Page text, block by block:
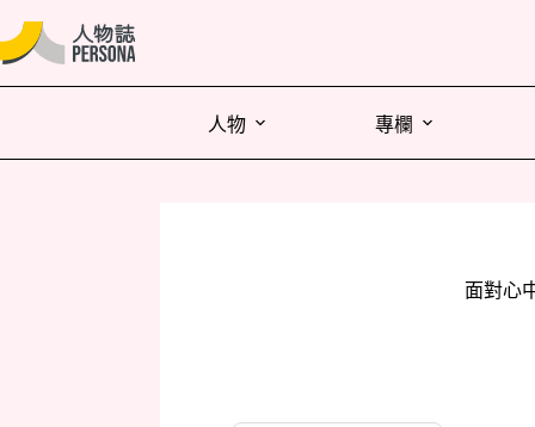
人物 專欄
面對心